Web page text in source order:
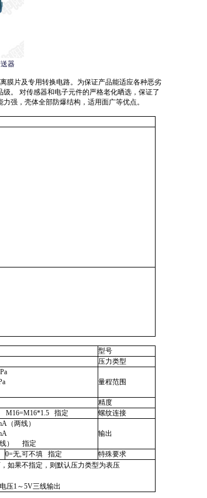
器
膜片及专用转换电路。为保证产品能适应各种恶劣
。 对传感器和电子元件的严格老化晒选，保证了
强，壳体全部防爆结构，适用面广等优点。
型号
压力类型
量程范围
精度
M16=M16*1.5 指定 螺纹连接
（两线）
线） 指定
输出
0=无,可不填 指定 特殊要求
如果不指定，则默认压力类型为表压
压1～5V三线输出